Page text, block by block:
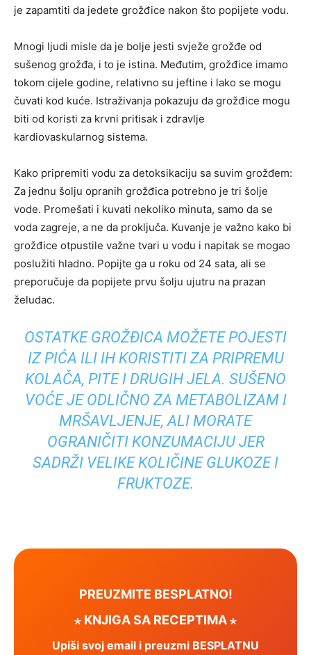
je zapamtiti da jedete grožđice nakon što popijete vodu.
Mnogi ljudi misle da je bolje jesti svježe grožđe od
sušenog grožđa, i to je istina. Međutim, grožđice imamo
tokom cijele godine, relativno su jeftine i lako se mogu
čuvati kod kuće. Istraživanja pokazuju da grožđice mogu
biti od koristi za krvni pritisak i zdravlje
kardiovaskularnog sistema.
Kako pripremiti vodu za detoksikaciju sa suvim grožđem:
Za jednu šolju opranih grožđica potrebno je tri šolje
vode. Promešati i kuvati nekoliko minuta, samo da se
voda zagreje, a ne da proključa. Kuvanje je važno kako bi
grožđice otpustile važne tvari u vodu i napitak se mogao
poslužiti hladno. Popijte ga u roku od 24 sata, ali se
preporučuje da popijete prvu šolju ujutru na prazan
želudac.
OSTATKE GROŽĐICA MOŽETE POJESTI
IZ PIĆA ILI IH KORISTITI ZA PRIPREMU
KOLAČA, PITE I DRUGIH JELA. SUŠENO
VOĆE JE ODLIČNO ZA METABOLIZAM I
MRŠAVLJENJE, ALI MORATE
OGRANIČITI KONZUMACIJU JER
SADRŽI VELIKE KOLIČINE GLUKOZE I
FRUKTOZE.
PREUZMITE BESPLATNO!
⋆ KNJIGA SA RECEPTIMA ⋆
Upiši svoj email i preuzmi BESPLATNU